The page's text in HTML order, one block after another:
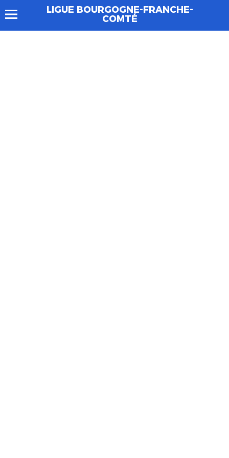
LIGUE BOURGOGNE-FRANCHE-
COMTÉ